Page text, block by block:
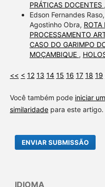
PRÁTICAS DOCENTES ,
Edson Fernandes
Agostinho Obra, ROTA
PROCESSAMENTO
CASO DO GARIMPO
MOÇAMBIQUE ,
<< < 12 13 14 15 16 17 18 19
Você também pode iniciar
similaridadepara este artigo.
ENVIAR SUBMISSÃO
IDIOMA